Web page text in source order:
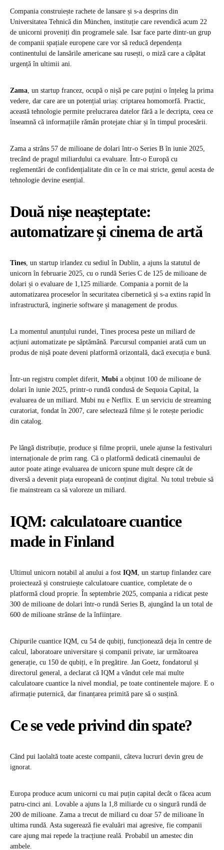
Compania construiește rachete de lansare și s-a desprins din
Universitatea Tehnică din München, instituție care revendică acum 22
de unicorni proveniți din programele sale. Isar face parte dintr-un grup
de companii spațiale europene care vor să reducă dependența
continentului de lansările americane sau rusești, o miză care a căpătat
urgență în ultimii ani.
Zama, un startup francez, ocupă o nișă pe care puțini o înțeleg la prima
vedere, dar care are un potențial uriaș: criptarea homomorfă. Practic,
această tehnologie permite prelucrarea datelor fără a le decripta, ceea ce
înseamnă că informațiile rămân protejate chiar și în timpul procesării.
Zama a strâns 57 de milioane de dolari într-o Series B în iunie 2025,
trecând de pragul miliardului ca evaluare. Într-o Europă cu
reglementări de confidențialitate din ce în ce mai stricte, genul acesta de
tehnologie devine esențial.
Două nișe neașteptate:
automatizare și cinema de artă
Tines, un startup irlandez cu sediul în Dublin, a ajuns la statutul de
unicorn în februarie 2025, cu o rundă Series C de 125 de milioane de
dolari și o evaluare de 1,125 miliarde. Compania a pornit de la
automatizarea proceselor în securitatea cibernetică și s-a extins rapid în
infrastructură, inginerie software și management de produs.
La momentul anunțului rundei, Tines procesa peste un miliard de
acțiuni automatizate pe săptămână. Parcursul companiei arată cum un
produs de nișă poate deveni platformă orizontală, dacă execuția e bună.
Într-un registru complet diferit, Mubi a obținut 100 de milioane de
dolari în iunie 2025, printr-o rundă condusă de Sequoia Capital, la
evaluarea de un miliard. Mubi nu e Netflix. E un serviciu de streaming
curatoriat, fondat în 2007, care selectează filme și le rotește periodic
din catalog.
Pe lângă distribuție, produce și filme proprii, unele ajunse la festivaluri
internaționale de prim rang. Că o platformă dedicată cinemaului de
autor poate atinge evaluarea de unicorn spune mult despre cât de
diversă a devenit piața europeană de conținut digital. Nu totul trebuie să
fie mainstream ca să valoreze un miliard.
IQM: calculatoare cuantice
made in Finland
Ultimul unicorn notabil al anului a fost IQM, un startup finlandez care
proiectează și construiește calculatoare cuantice, completate de o
platformă cloud proprie. În septembrie 2025, compania a ridicat peste
300 de milioane de dolari într-o rundă Series B, ajungând la un total de
600 de milioane strânse de la înființare.
Chipurile cuantice IQM, cu 54 de qubiți, funcționează deja în centre de
calcul, laboratoare universitare și companii private, iar următoarea
generație, cu 150 de qubiți, e în pregătire. Jan Goetz, fondatorul și
directorul general, a declarat că IQM a vândut cele mai multe
calculatoare cuantice la nivel mondial, pe toate continentele majore. E o
afirmație puternică, dar finanțarea primită pare să o susțină.
Ce se vede privind din spate?
Când pui laolaltă toate aceste companii, câteva lucruri devin greu de
ignorat.
Europa produce acum unicorni cu mai puțin capital decât o făcea acum
patru-cinci ani. Lovable a ajuns la 1,8 miliarde cu o singură rundă de
200 de milioane. Zama a trecut de miliard cu doar 57 de milioane în
ultima rundă. Asta sugerează fie evaluări mai agresive, fie companii
care ajung mai repede la tracțiune reală. Probabil un amestec din
ambele.